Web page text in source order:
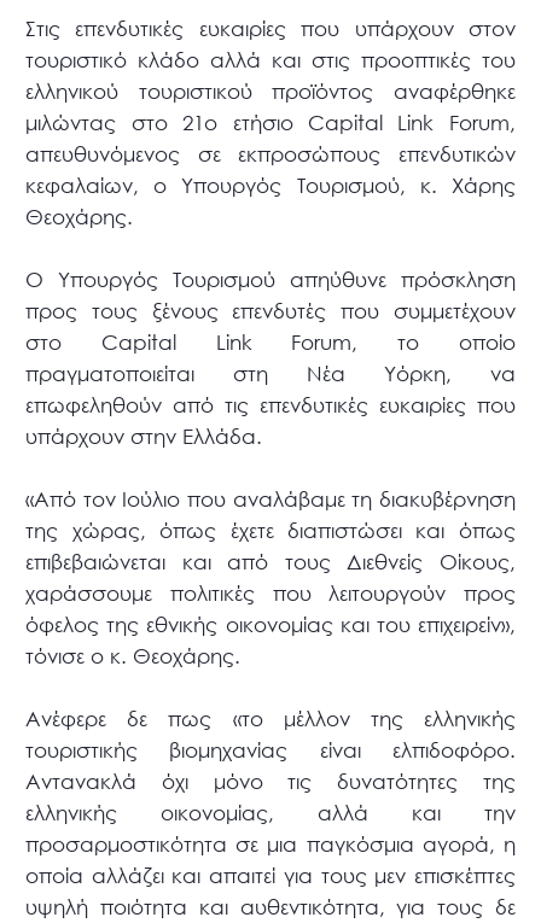
Στις επενδυτικές ευκαιρίες που υπάρχουν στον
τουριστικό κλάδο αλλά και στις προοπτικές του
ελληνικού τουριστικού προϊόντος αναφέρθηκε
μιλώντας στο 21ο ετήσιο Capital Link Forum,
απευθυνόμενος σε εκπροσώπους επενδυτικών
κεφαλαίων, ο Υπουργός Τουρισμού, κ. Χάρης
Θεοχάρης.
Ο Υπουργός Τουρισμού απηύθυνε πρόσκληση
προς τους ξένους επενδυτές που συμμετέχουν
στο Capital Link Forum, το οποίο
πραγματοποιείται στη Νέα Υόρκη, να
επωφεληθούν από τις επενδυτικές ευκαιρίες που
υπάρχουν στην Ελλάδα.
«Από τον Ιούλιο που αναλάβαμε τη διακυβέρνηση
της χώρας, όπως έχετε διαπιστώσει και όπως
επιβεβαιώνεται και από τους Διεθνείς Οίκους,
χαράσσουμε πολιτικές που λειτουργούν προς
όφελος της εθνικής οικονομίας και του επιχειρείν»,
τόνισε ο κ. Θεοχάρης.
Ανέφερε δε πως «το μέλλον της ελληνικής
τουριστικής βιομηχανίας είναι ελπιδοφόρο.
Αντανακλά όχι μόνο τις δυνατότητες της
ελληνικής οικονομίας, αλλά και την
προσαρμοστικότητα σε μια παγκόσμια αγορά, η
οποία αλλάζει και απαιτεί για τους μεν επισκέπτες
υψηλή ποιότητα και αυθεντικότητα, για τους δε